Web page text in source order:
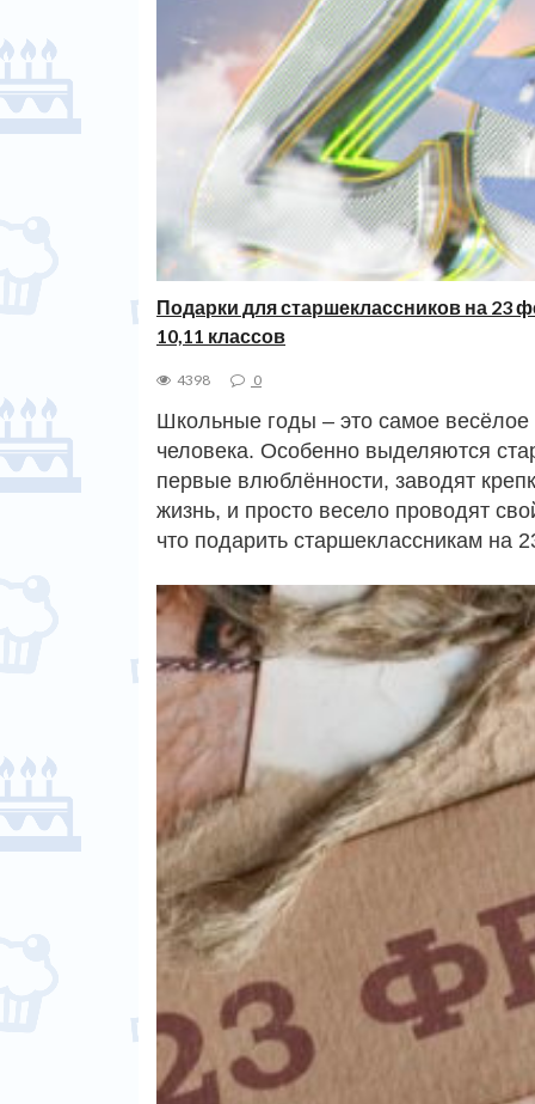
Подарки для старшеклассников на 23
10,11 классов
4398 0
Школьные годы – это самое
человека. Особенно выделяются
первые влюблённости, заводят
жизнь, и просто весело проводят
что подарить старшеклассникам